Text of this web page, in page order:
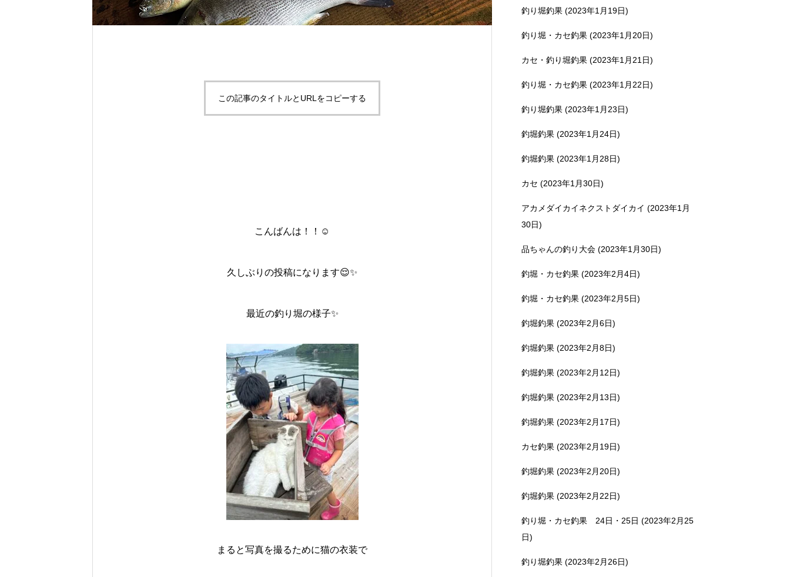
この記事のタイトルとURLをコピーする
こんばんは！！☺️
久しぶりの投稿になります😌✨
最近の釣り堀の様子✨
まると写真を撮るために猫の衣装で
釣り堀釣果 (2023年1月19日)
釣り堀・カセ釣果 (2023年1月20日)
カセ・釣り堀釣果 (2023年1月21日)
釣り堀・カセ釣果 (2023年1月22日)
釣り堀釣果 (2023年1月23日)
釣堀釣果 (2023年1月24日)
釣堀釣果 (2023年1月28日)
カセ (2023年1月30日)
アカメダイカイネクストダイカイ (2023年1月
30日)
品ちゃんの釣り大会 (2023年1月30日)
釣堀・カセ釣果 (2023年2月4日)
釣堀・カセ釣果 (2023年2月5日)
釣堀釣果 (2023年2月6日)
釣堀釣果 (2023年2月8日)
釣堀釣果 (2023年2月12日)
釣堀釣果 (2023年2月13日)
釣堀釣果 (2023年2月17日)
カセ釣果 (2023年2月19日)
釣堀釣果 (2023年2月20日)
釣堀釣果 (2023年2月22日)
釣り堀・カセ釣果 24日・25日 (2023年2月25
日)
釣り堀釣果 (2023年2月26日)